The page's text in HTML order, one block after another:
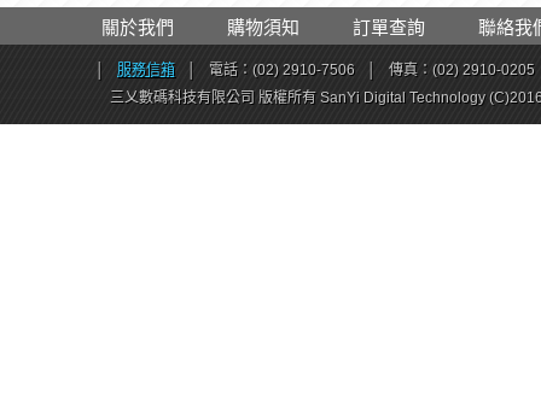
關於我們 購物須知 訂單查詢 聯絡我
服務信箱 電話：(02) 2910-7506
傳真：(02) 2910-0205
三乂數碼科技有限公司 版權所有 SanYi Digital Technology